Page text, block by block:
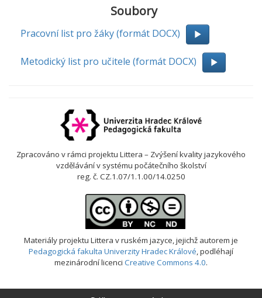
Soubory
Pracovní list pro žáky (formát DOCX)
Metodický list pro učitele (formát DOCX)
Zpracováno v rámci projektu Littera – Zvýšení kvality jazykového
vzdělávání v systému počátečního školství
reg. č. CZ.1.07/1.1.00/14.0250
Materiály projektu Littera v ruském jazyce, jejichž autorem je
Pedagogická fakulta Univerzity Hradec Králové, podléhají
mezinárodní licenci Creative Commons 4.0.